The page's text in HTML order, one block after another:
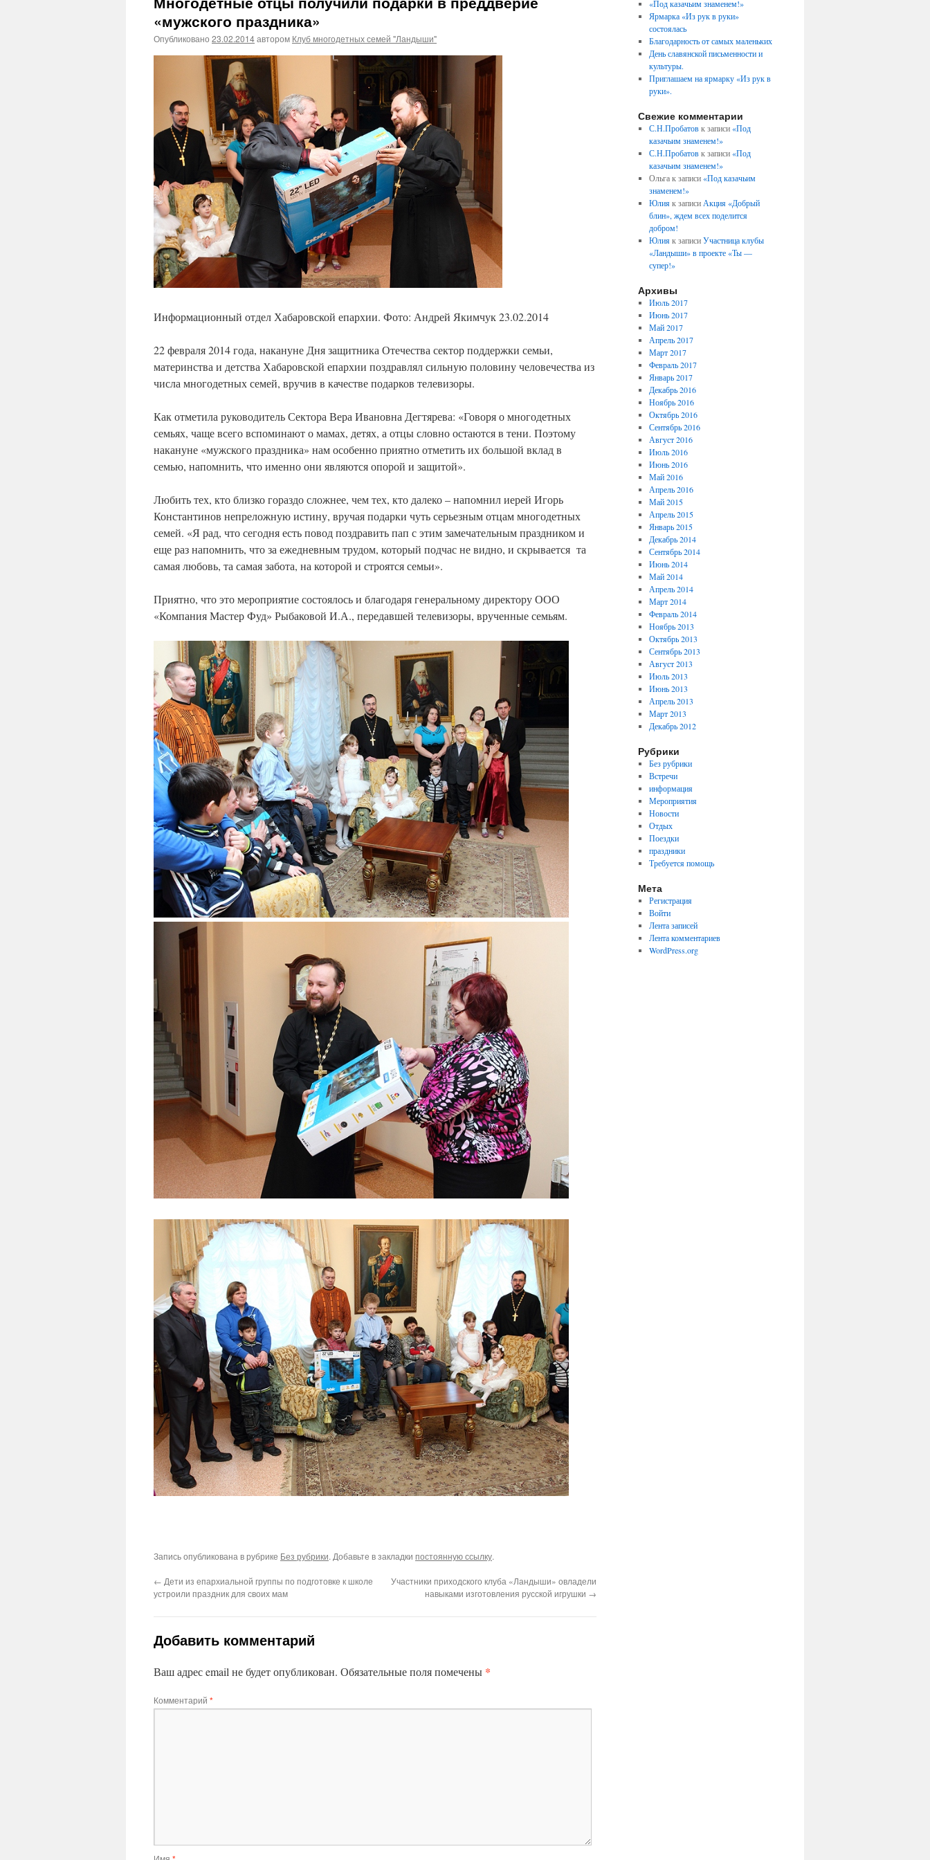
«мужского праздника»
Опубликовано 23.02.2014автором Клуб многодетных семей "Ландыши"
Информационный отдел Хабаровской епархии. Фото: Андрей Якимчук 23.02.2014
22 февраля 2014 года, накануне Дня защитника Отечества сектор поддержки семьи,
материнства и детства Хабаровской епархии поздравлял сильную половину человечества из
числа многодетных семей, вручив в качестве подарков телевизоры.
Как отметила руководитель Сектора Вера Ивановна Дегтярева: «Говоря о многодетных
семьях, чаще всего вспоминают о мамах, детях, а отцы словно остаются в тени. Поэтому
накануне «мужского праздника» нам особенно приятно отметить их большой вклад в
семью, напомнить, что именно они являются опорой и защитой».
Любить тех, кто близко гораздо сложнее, чем тех, кто далеко – напомнил иерей Игорь
Константинов непреложную истину, вручая подарки чуть серьезным отцам многодетных
семей. «Я рад, что сегодня есть повод поздравить пап с этим замечательным праздником и
еще раз напомнить, что за ежедневным трудом, который подчас не видно, и скрывается та
самая любовь, та самая забота, на которой и строятся семьи».
Приятно, что это мероприятие состоялось и благодаря генеральному директору ООО
«Компания Мастер Фуд» Рыбаковой И.А., передавшей телевизоры, врученные семьям.
Запись опубликована в рубрике Без рубрики. Добавьте в закладки постоянную ссылку.
← Дети из епархиальной группы по подготовке к школе
устроили праздник для своих мам
Участники приходского клуба «Ландыши» овладели
навыками изготовления русской игрушки →
Добавить комментарий
Ваш адрес email не будет опубликован. Обязательные поля помечены *
Комментарий *
«Под казачьим знаменем!»
Ярмарка «Из рук в руки»
состоялась
Благодарность от самых маленьких
День славянской письменности и
культуры.
Приглашаем на ярмарку «Из рук в
руки».
Свежие комментарии
С.Н.Пробатовк записи«Под
казачьим знаменем!»
С.Н.Пробатовк записи«Под
казачьим знаменем!»
Ольгак записи«Под казачьим
знаменем!»
Юлияк записи Акция «Добрый
блин», ждем всех поделится
добром!
Юлияк записиУчастница клубы
«Ландыши» в проекте «Ты —
супер!»
Архивы
Июль 2017
Июнь 2017
Май 2017
Апрель 2017
Март 2017
Февраль 2017
Январь 2017
Декабрь 2016
Ноябрь 2016
Октябрь 2016
Сентябрь 2016
Август 2016
Июль 2016
Июнь 2016
Май 2016
Апрель 2016
Май 2015
Апрель 2015
Январь 2015
Декабрь 2014
Сентябрь 2014
Июнь 2014
Май 2014
Апрель 2014
Март 2014
Февраль 2014
Ноябрь 2013
Октябрь 2013
Сентябрь 2013
Август 2013
Июль 2013
Июнь 2013
Апрель 2013
Март 2013
Декабрь 2012
Рубрики
Без рубрики
Встречи
информация
Мероприятия
Новости
Отдых
Поездки
праздники
Требуется помощь
Мета
Регистрация
Войти
Лента записей
Лента комментариев
WordPress.org